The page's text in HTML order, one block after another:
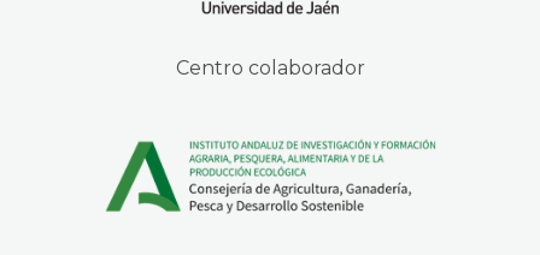
Centro colaborador